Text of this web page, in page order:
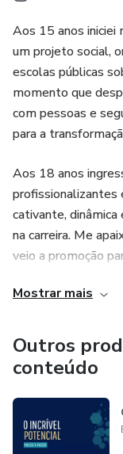
✔ Estratégia de
✔ Networking
oportunidades.
feita para você que
crescimento
Formato de
compra).
Sessões
Materiais
Bônus:
Aos 15 anos iniciei
um projeto social,
escolas públicas
momento que
com pessoas e
para a
Aos 18 anos
profissionalizantes
cativante, dinâmica
na carreira. Me
veio a promoção
para resultados.
Fiz o bacharelado
direcionados a
equipes,
foi com a
trabalho, onde
transformou-se
Mostrar mais
Outros
conteúdo